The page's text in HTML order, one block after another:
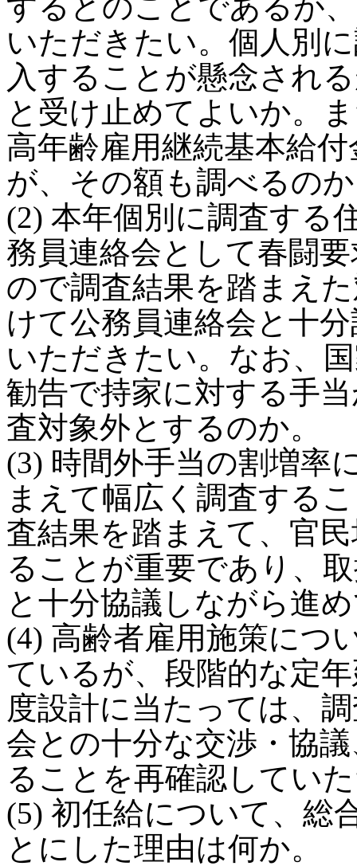
いただきたい。個人別
入することが懸念され
と受け止めてよいか。
高年齢雇用継続基本給
が、その額も調べるの
(2) 本年個別に調査する
務員連絡会として春闘
ので調査結果を踏まえ
けて公務員連絡会と十
いただきたい。なお、
勧告で持家に対する手
査対象外とするのか。
(3) 時間外手当の割増率
まえて幅広く調査する
査結果を踏まえて、官
ることが重要であり、
と十分協議しながら進
(4) 高齢者雇用施策につ
ているが、段階的な定
度設計に当たっては、
会との十分な交渉・協
ることを再確認してい
(5) 初任給について、総
とにした理由は何か。